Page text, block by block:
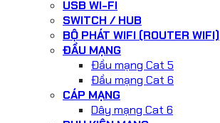
USB WI-FI
SWITCH / HUB
BỘ PHÁT WIFI (ROUTER WIFI)
ĐẦU MẠNG
Đầu mạng Cat 5
Đầu mạng Cat 6
CÁP MẠNG
Dây mạng Cat 6